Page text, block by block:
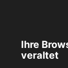
Ihre
veraltet